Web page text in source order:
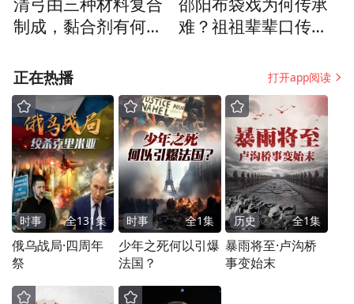
青春对话:一次跨越太平洋的深度相遇
这场持续13天的跨文化实践,让中美青少年在
对比中深化文明认知,在沟通中互相了解两个
制成，黏合剂有何奥
传承人解读
难？祖祖辈辈口传心
正在热播 打开app阅读
时事 全131集
俄乌战局·四周年
祭
时事 全1集
少年之死何以引爆
法国？
历史 全1集
暴雨将至·卢沟桥
事变始末